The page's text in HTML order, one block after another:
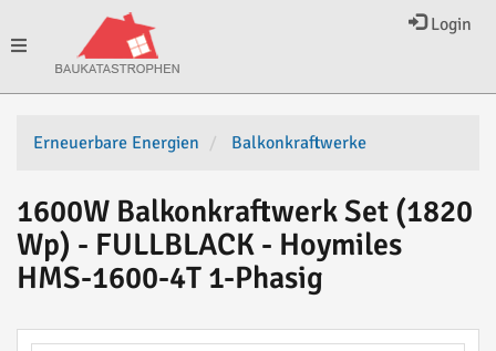
Login
Toggle
navigation
Erneuerbare Energien Balkonkraftwerke
1600W Balkonkraftwerk Set (1820
Wp) - FULLBLACK - Hoymiles
HMS-1600-4T 1-Phasig